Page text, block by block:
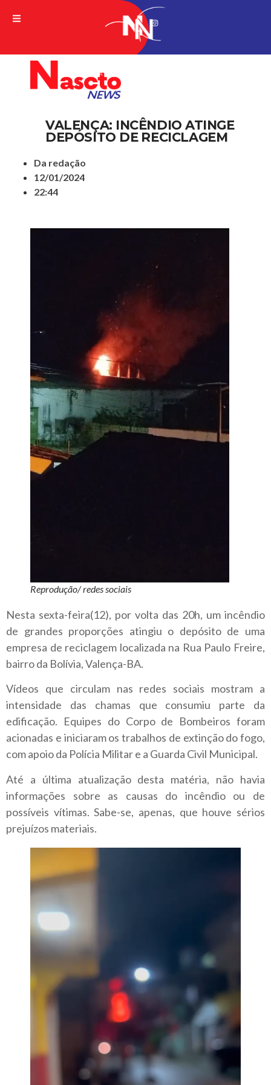
A VERDADE DA NOTICIA
VALENÇA: INCÊNDIO ATINGE
DEPÓSITO DE RECICLAGEM
Da redação
12/01/2024
22:44
Reprodução/ redes sociais
Nesta sexta-feira(12), por volta das 20h, um incêndio
de grandes proporções atingiu o depósito de uma
empresa de reciclagem localizada na Rua Paulo Freire,
bairro da Bolívia, Valença-BA.
Vídeos que circulam nas redes sociais mostram a
intensidade das chamas que consumiu parte da
edificação. Equipes do Corpo de Bombeiros foram
acionadas e iniciaram os trabalhos de extinção do fogo,
com apoio da Polícia Militar e a Guarda Civil Municipal.
Até a última atualização desta matéria, não havia
informações sobre as causas do incêndio ou de
possíveis vítimas. Sabe-se, apenas, que houve sérios
prejuízos materiais.